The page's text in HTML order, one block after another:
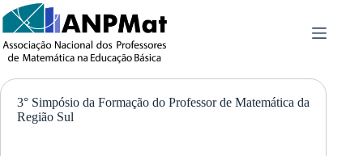
Pular
para
o
conteúdo
3° Simpósio da Formação do Professor de Matemática da
Região Sul